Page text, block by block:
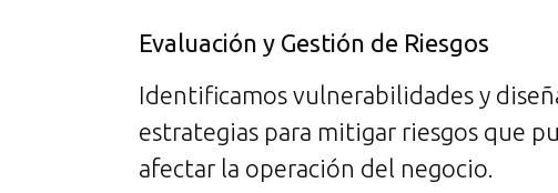
Evaluación y Gestión de Riesgos
Identificamos vulnerabilidades y
estrategias para mitigar riesgos que
afectar la operación del negocio.